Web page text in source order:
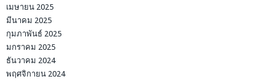
เมษายน 2025
มีนาคม 2025
กุมภาพันธ์ 2025
มกราคม 2025
ธันวาคม 2024
พฤศจิกายน 2024